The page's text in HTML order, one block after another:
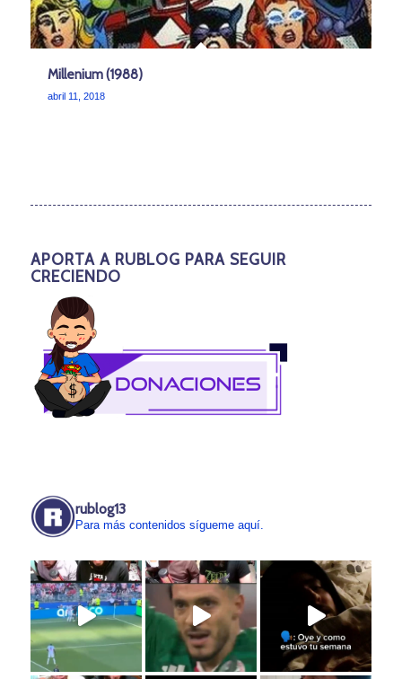
Millenium (1988)
abril 11, 2018
APORTA A RUBLOG PARA SEGUIR
CRECIENDO
rublog13
Para más contenidos sígueme aquí.